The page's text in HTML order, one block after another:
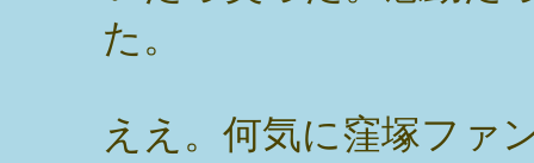
た。
ええ。何気に窪塚ファ